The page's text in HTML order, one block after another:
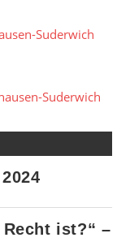
ist?“ –